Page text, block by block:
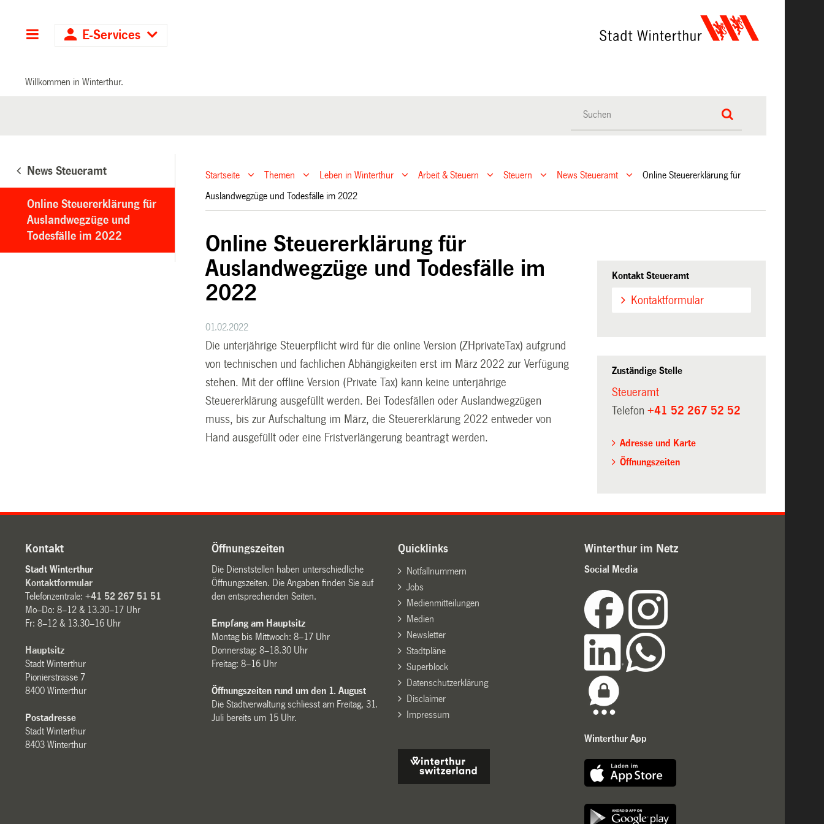
Hauptnavigation
E-Services
Willkommen in Winterthur.
News Steueramt
Online Steuererklärung für
Auslandwegzüge und
Todesfälle im 2022
Startseite Themen Leben in Winterthur Arbeit & Steuern Steuern News Steueramt
Online Steuererklärung für
Auslandwegzüge und Todesfälle im 2022
Online Steuererklärung für
Auslandwegzüge und Todesfälle im
2022
01.02.2022
Die unterjährige Steuerpflicht wird für die online Version (ZHprivateTax) aufgrund
von technischen und fachlichen Abhängigkeiten erst im März 2022 zur Verfügung
stehen. Mit der offline Version (Private Tax) kann keine unterjährige
Steuererklärung ausgefüllt werden. Bei Todesfällen oder Auslandwegzügen
muss, bis zur Aufschaltung im März, die Steuererklärung 2022 entweder von
Hand ausgefüllt oder eine Fristverlängerung beantragt werden.
Kontakt Steueramt
Kontaktformular
Zuständige Stelle
Steueramt
Telefon +41 52 267 52 52
Adresse und Karte
Öffnungszeiten
Kontakt
Stadt Winterthur
Kontaktformular
Telefonzentrale:+41 52 267 51 51
Mo–Do: 8–12 & 13.30–17 Uhr
Fr: 8–12 & 13.30–16 Uhr
Hauptsitz
Stadt Winterthur
Pionierstrasse 7
8400 Winterthur
Postadresse
Stadt Winterthur
8403 Winterthur
Öffnungszeiten
Die Dienststellen haben unterschiedliche
Öffnungszeiten. Die Angaben finden Sie auf
den entsprechenden Seiten.
Empfang am Hauptsitz
Montag bis Mittwoch: 8–17 Uhr
Donnerstag: 8–18.30 Uhr
Freitag: 8–16 Uhr
Öffnungszeiten rund um den 1. August
Die Stadtverwaltung schliesst am Freitag, 31.
Juli bereits um 15 Uhr.
Quicklinks
Notfallnummern
Jobs
Medienmitteilungen
Medien
Newsletter
Stadtpläne
Superblock
Datenschutzerklärung
Disclaimer
Impressum
Winterthur im Netz
Social Media
Winterthur App